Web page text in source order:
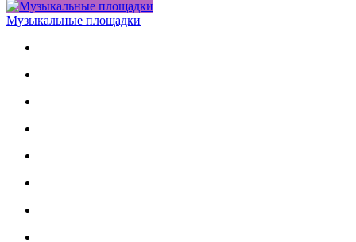
Музыкальные площадки